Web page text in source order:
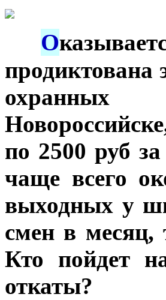
О
охранных
по 2500 руб
чаще всего
выходных у
смен в месяц,
Кто пойдет
откаты?